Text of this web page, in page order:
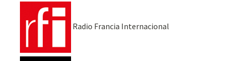
Radio Francia Internacional